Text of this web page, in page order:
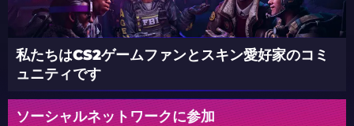
私たちはCS2ゲームファンとスキン愛好家のコミ
ュニティです
ソーシャルネットワークに参加